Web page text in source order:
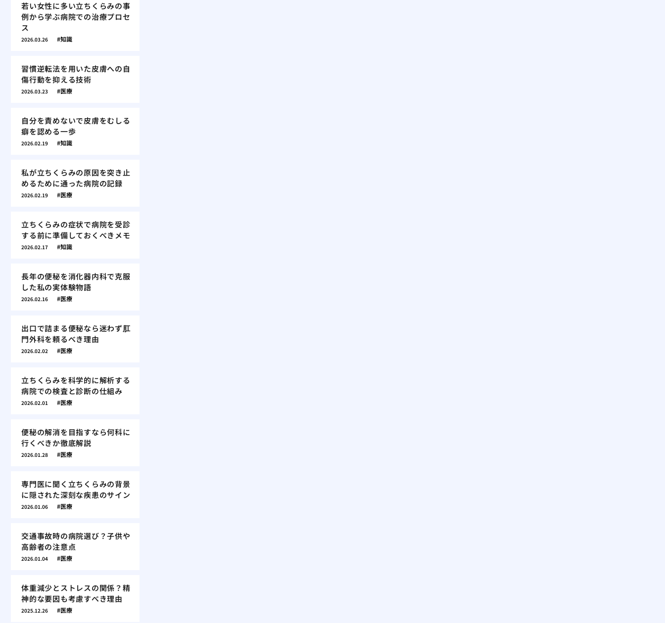
若い女性に多い立ちくらみの事
例から学ぶ病院での治療プロセ
ス
2026.03.26 知識
習慣逆転法を用いた皮膚への自
傷行動を抑える技術
2026.03.23 医療
自分を責めないで皮膚をむしる
癖を認める一歩
2026.02.19 知識
私が立ちくらみの原因を突き止
めるために通った病院の記録
2026.02.19 医療
立ちくらみの症状で病院を受診
する前に準備しておくべきメモ
2026.02.17 知識
長年の便秘を消化器内科で克服
した私の実体験物語
2026.02.16 医療
出口で詰まる便秘なら迷わず肛
門外科を頼るべき理由
2026.02.02 医療
立ちくらみを科学的に解析する
病院での検査と診断の仕組み
2026.02.01 医療
便秘の解消を目指すなら何科に
行くべきか徹底解説
2026.01.28 医療
専門医に聞く立ちくらみの背景
に隠された深刻な疾患のサイン
2026.01.06 医療
交通事故時の病院選び？子供や
高齢者の注意点
2026.01.04 医療
体重減少とストレスの関係？精
神的な要因も考慮すべき理由
2025.12.26 医療